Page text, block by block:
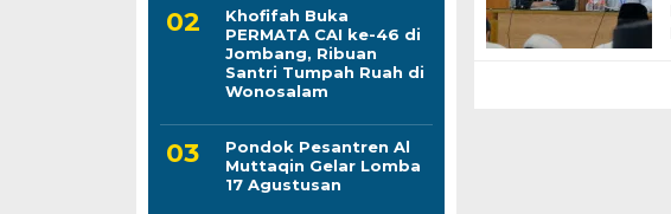
Khofifah Buka
PERMATA CAI ke-46 di
Jombang, Ribuan
Santri Tumpah Ruah di
Wonosalam
Pondok Pesantren Al
Muttaqin Gelar Lomba
17 Agustusan